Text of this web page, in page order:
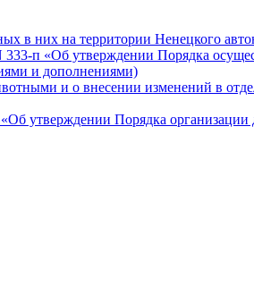
в них на территории Ненецкого
п «Об утверждении Порядка
и дополнениями)
и о внесении изменений в
утверждении Порядка